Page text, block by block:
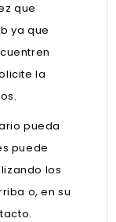
que
ya que
la
pueda
puede
los
o, en su